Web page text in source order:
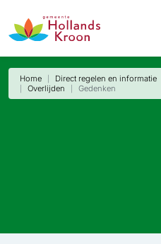
Home Direct regelen en informatie
Overlijden
Gedenken